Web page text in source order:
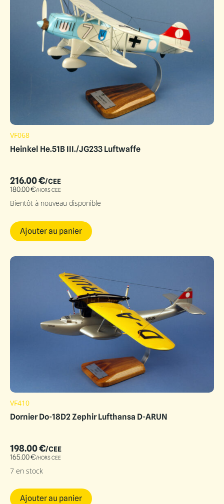
VF068
Heinkel He.51B III./JG233 Luftwaffe
216.00€/CEE
180.00€/HORS CEE
Bientôt à nouveau disponible
Ajouter au panier
VF410
Dornier Do-18D2 Zephir Lufthansa D-ARUN
198.00€/CEE
165.00€/HORS CEE
7 en stock
Ajouter au panier